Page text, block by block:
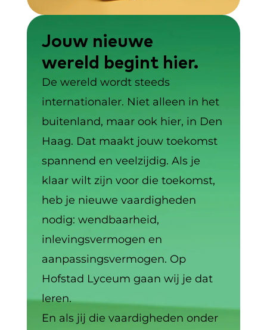
Jouw nieuwe
wereld begint hier.
De wereld wordt steeds
internationaler. Niet alleen in het
buitenland, maar ook hier, in Den
Haag. Dat maakt jouw toekomst
spannend en veelzijdig. Als je
klaar wilt zijn voor die toekomst,
heb je nieuwe vaardigheden
nodig: wendbaarheid,
inlevingsvermogen en
aanpassingsvermogen. Op
Hofstad Lyceum gaan wij je dat
leren.
En als jij die vaardigheden onder